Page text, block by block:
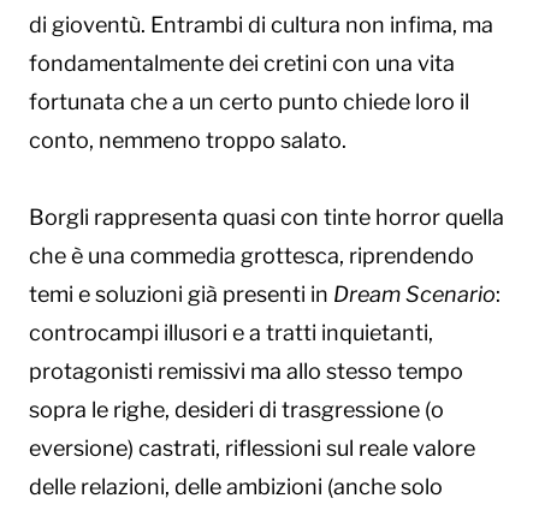
di gioventù. Entrambi di cultura non infima, ma
fondamentalmente dei cretini con una vita
fortunata che a un certo punto chiede loro il
conto, nemmeno troppo salato.
Borgli rappresenta quasi con tinte horror quella
che è una commedia grottesca, riprendendo
temi e soluzioni già presenti in Dream Scenario:
controcampi illusori e a tratti inquietanti,
protagonisti remissivi ma allo stesso tempo
sopra le righe, desideri di trasgressione (o
eversione) castrati, riflessioni sul reale valore
delle relazioni, delle ambizioni (anche solo